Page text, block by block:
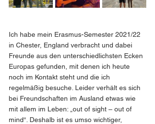
Ich habe mein Erasmus-Semester 2021/22
in Chester, England verbracht und dabei
Freunde aus den unterschiedlichsten Ecken
Europas gefunden, mit denen ich heute
noch im Kontakt steht und die ich
regelmäßig besuche. Leider verhält es sich
bei Freundschaften im Ausland etwas wie
mit allem im Leben: „out of sight – out of
mind“. Deshalb ist es umso wichtiger,